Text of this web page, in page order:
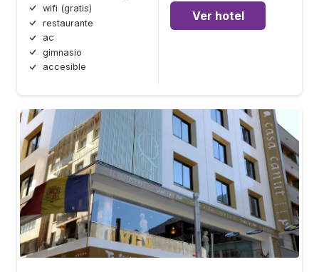
wifi (gratis)
restaurante
ac
gimnasio
accesible
Ver hotel